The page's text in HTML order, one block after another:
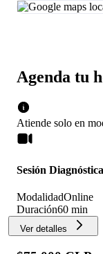
Agenda tu
Atiende solo en
Sesión
ModalidadOnline
Duración60 min
Ver detalles